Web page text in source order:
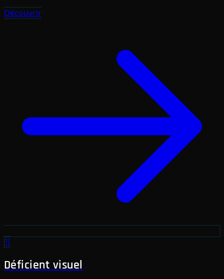
Découvrir
⠿
Déficient visuel